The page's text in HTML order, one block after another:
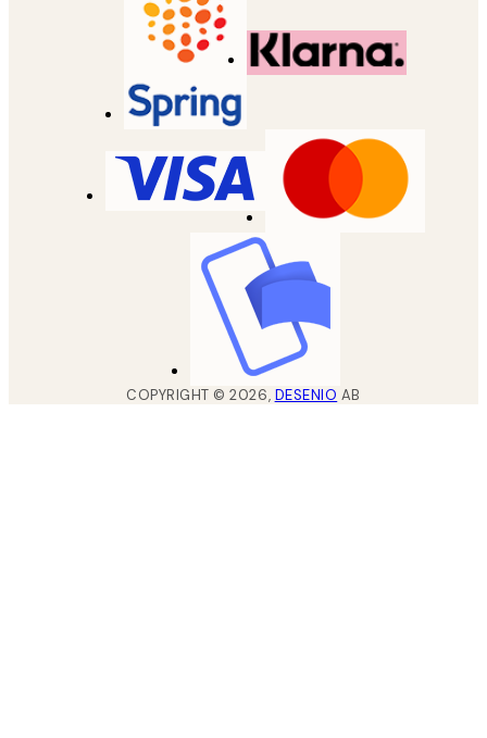
COPYRIGHT ©2026, DESENIO AB